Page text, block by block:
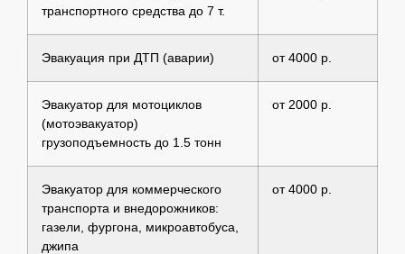
транспортного средства до 7 т.
Эвакуация при ДТП (аварии) от 4000 р.
Эвакуатор для мотоциклов
(мотоэвакуатор)
грузоподъемность до 1.5 тонн
от 2000 р.
Эвакуатор для коммерческого
транспорта и внедорожников:
газели, фургона, микроавтобуса,
джипа
от 4000 р.